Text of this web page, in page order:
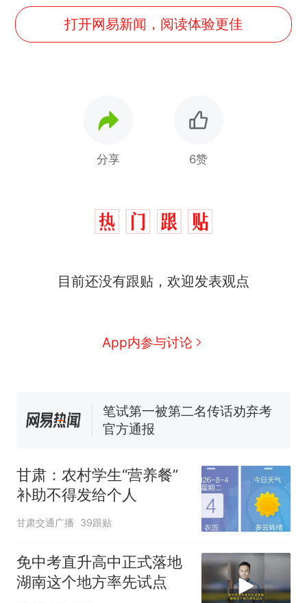
打开网易新闻，阅读体验更佳
分享 6赞
目前还没有跟贴，欢迎发表观点
App内参与讨论
热
制裁瓜子饺子，美国怕什
么？
因老师一句“跟我回家”改写了
人生
费大厨“全国小炒肉大王”称
窝，原地守1天等它长大：挖了
来源：参考消息）
笔试第一被第二名传话劝弃考
官方通报
制裁瓜子饺子，美国怕什
甘肃：农村学生“营养餐”
补助不得发给个人
甘肃交通广播 39跟贴
免中考直升高中正式落地
湖南这个地方率先试点